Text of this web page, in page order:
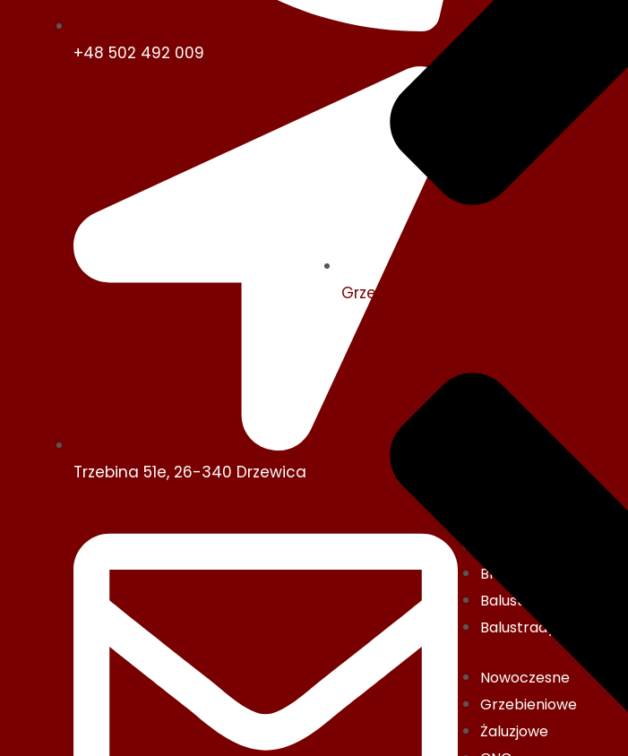
Grzebieniowe
+48 502 492 009
Trzebina 51e, 26-340 Drzewica
Nowoczesne
Grzebieniowe
Żaluzjowe
Bramy i furtki
Balustrady schodowe
Balustrady balkonowe